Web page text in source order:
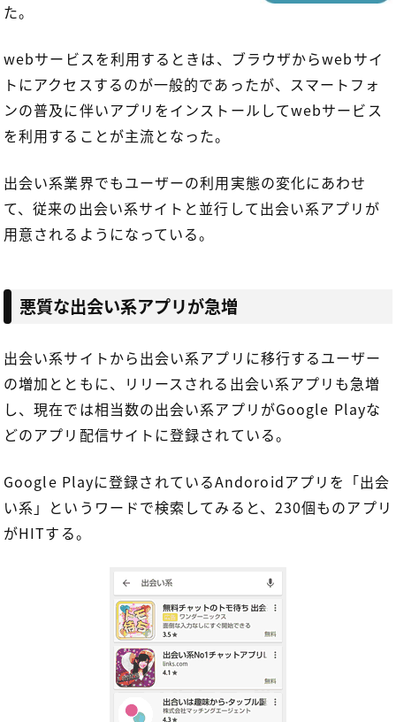
た。
webサービスを利用するときは、ブラウザからwebサイ
トにアクセスするのが一般的であったが、スマートフォ
ンの普及に伴いアプリをインストールしてwebサービス
を利用することが主流となった。
出会い系業界でもユーザーの利用実態の変化にあわせ
て、従来の出会い系サイトと並行して出会い系アプリが
用意されるようになっている。
悪質な出会い系アプリが急増
出会い系サイトから出会い系アプリに移行するユーザー
の増加とともに、リリースされる出会い系アプリも急増
し、現在では相当数の出会い系アプリがGoogle Playな
どのアプリ配信サイトに登録されている。
Google Playに登録されているAndoroidアプリを「出会
い系」というワードで検索してみると、230個ものアプリ
がHITする。